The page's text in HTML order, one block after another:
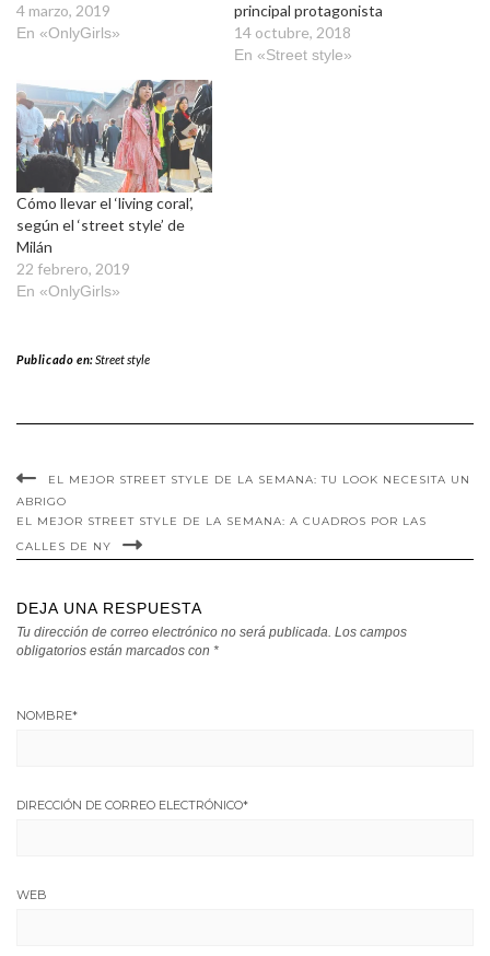
4 marzo, 2019
En «OnlyGirls»
principal protagonista
14 octubre, 2018
En «Street style»
Cómo llevar el ‘living coral’,
según el ‘street style’ de
Milán
22 febrero, 2019
En «OnlyGirls»
Publicado en: Street style
EL MEJOR STREET STYLE DE LA SEMANA: TU LOOK NECESITA UN
ABRIGO
EL MEJOR STREET STYLE DE LA SEMANA: A CUADROS POR LAS
CALLES DE NY
DEJA UNA RESPUESTA
Tu dirección de correo electrónico no será publicada. Los campos
obligatorios están marcados con *
NOMBRE*
DIRECCIÓN DE CORREO ELECTRÓNICO*
WEB